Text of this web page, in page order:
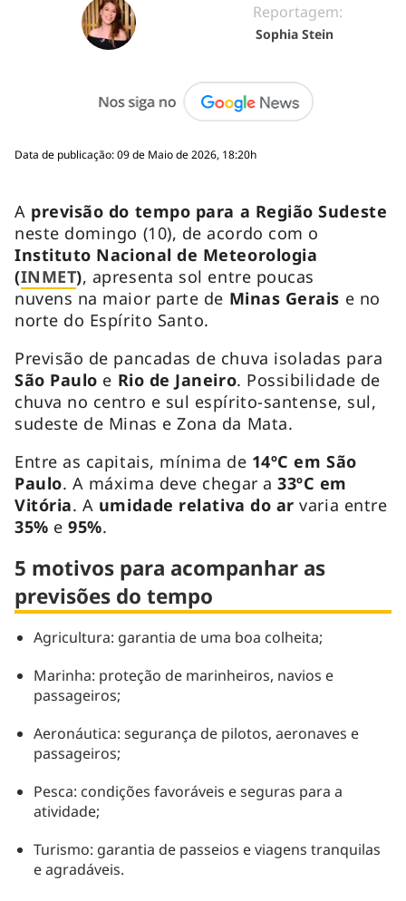
Reportagem:
Sophia Stein
Data de publicação: 09 de Maio de 2026, 18:20h
A previsão do tempo para a Região Sudeste
neste domingo (10), de acordo com o
Instituto Nacional de Meteorologia
(INMET), apresenta sol entre poucas
nuvens na maior parte de Minas Gerais e no
norte do Espírito Santo.
Previsão de pancadas de chuva isoladas para
São Paulo e Rio de Janeiro. Possibilidade de
chuva no centro e sul espírito-santense, sul,
sudeste de Minas e Zona da Mata.
Entre as capitais, mínima de 14ºC em São
Paulo. A máxima deve chegar a33ºC em
Vitória. A umidade relativa do arvaria entre
35% e95%.
5 motivos para acompanhar as
previsões do tempo
Agricultura: garantia de uma boa colheita;
Marinha: proteção de marinheiros, navios e
passageiros;
Aeronáutica: segurança de pilotos, aeronaves e
passageiros;
Pesca: condições favoráveis e seguras para a
atividade;
Turismo: garantia de passeios e viagens tranquilas
e agradáveis.